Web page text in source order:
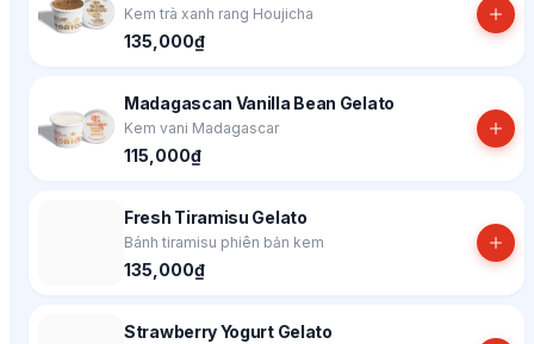
Kem trà xanh rang Houjicha
135,000₫
Madagascan Vanilla Bean Gelato
Kem vani Madagascar
115,000₫
Fresh Tiramisu Gelato
Bánh tiramisu phiên bản kem
135,000₫
Strawberry Yogurt Gelato